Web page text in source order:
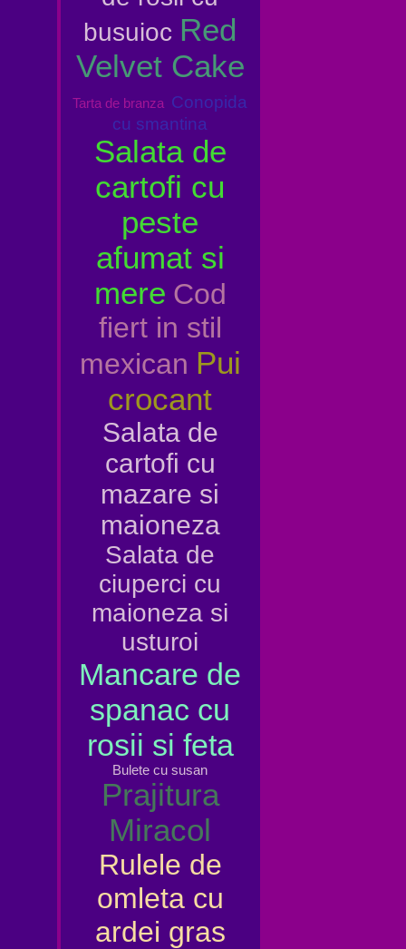
busuioc Red
Velvet Cake
Tarta de branza
Conopida
cu smantina
Salata de
cartofi cu
peste
afumat si
mere Cod
fiert in stil
mexican Pui
crocant
Salata de
cartofi cu
mazare si
maioneza
Salata de
ciuperci cu
maioneza si
usturoi
Mancare de
spanac cu
rosii si feta
Bulete cu susan
Prajitura
Miracol
Rulele de
omleta cu
ardei gras